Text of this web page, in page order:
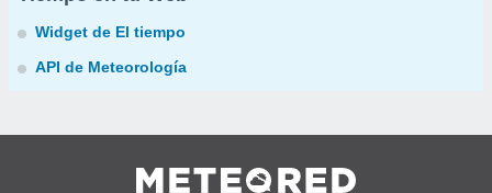
Widget de El tiempo
API de Meteorología